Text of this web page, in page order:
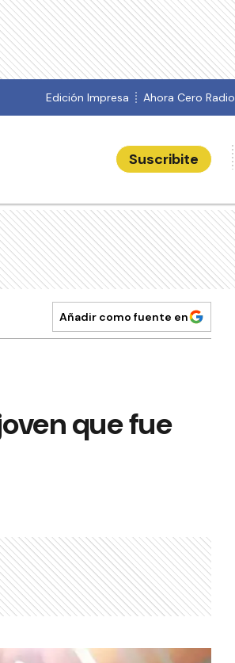
Edición Impresa Ahora Cero Radio
Suscribite
Añadir como fuente en
que fue